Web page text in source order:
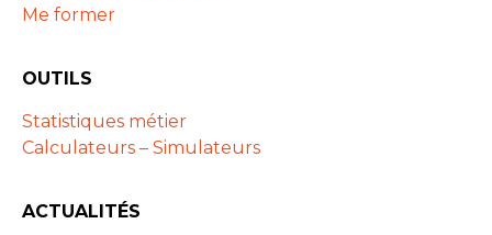
Me former
OUTILS
Statistiques métier
Calculateurs – Simulateurs
ACTUALITÉS